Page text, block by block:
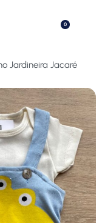
0
Jardineira Jacaré